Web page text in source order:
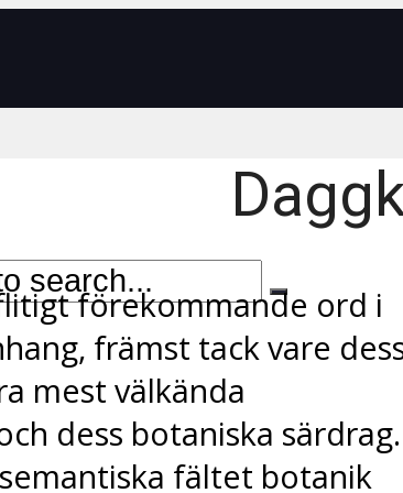
förekommande ord i
främst tack vare
mest välkända
dess botaniska särdrag.
fältet botanik